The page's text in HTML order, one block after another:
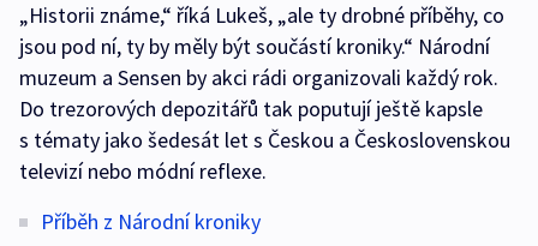
„Historii známe,“ říká Lukeš, „ale ty drobné příběhy, co
jsou pod ní, ty by měly být součástí kroniky.“ Národní
muzeum a Sensen by akci rádi organizovali každý rok.
Do trezorových depozitářů tak poputují ještě kapsle
s tématy jako šedesát let s Českou a Československou
televizí nebo módní reflexe.
Příběh z Národní kroniky